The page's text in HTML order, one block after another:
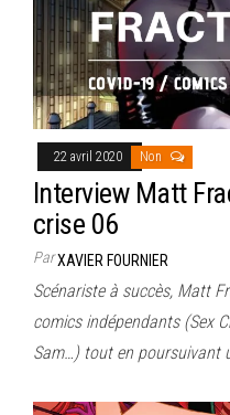
22 avril 2020 Non
Interview Matt
crise 06
ParXAVIER FOURNIER
Scénariste à succès, Matt
comics indépendants (Sex
Sam…) tout en poursuivant